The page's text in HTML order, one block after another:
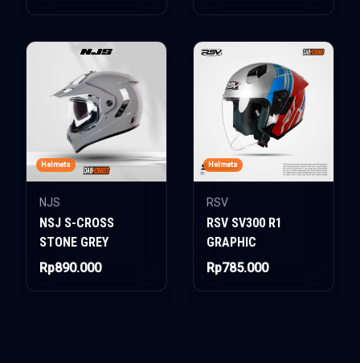
Helmets
NJS
NSJ S-CROSS
STONE GREY
Rp890.000
Helmets
RSV
RSV SV300 R1
GRAPHIC
Rp785.000